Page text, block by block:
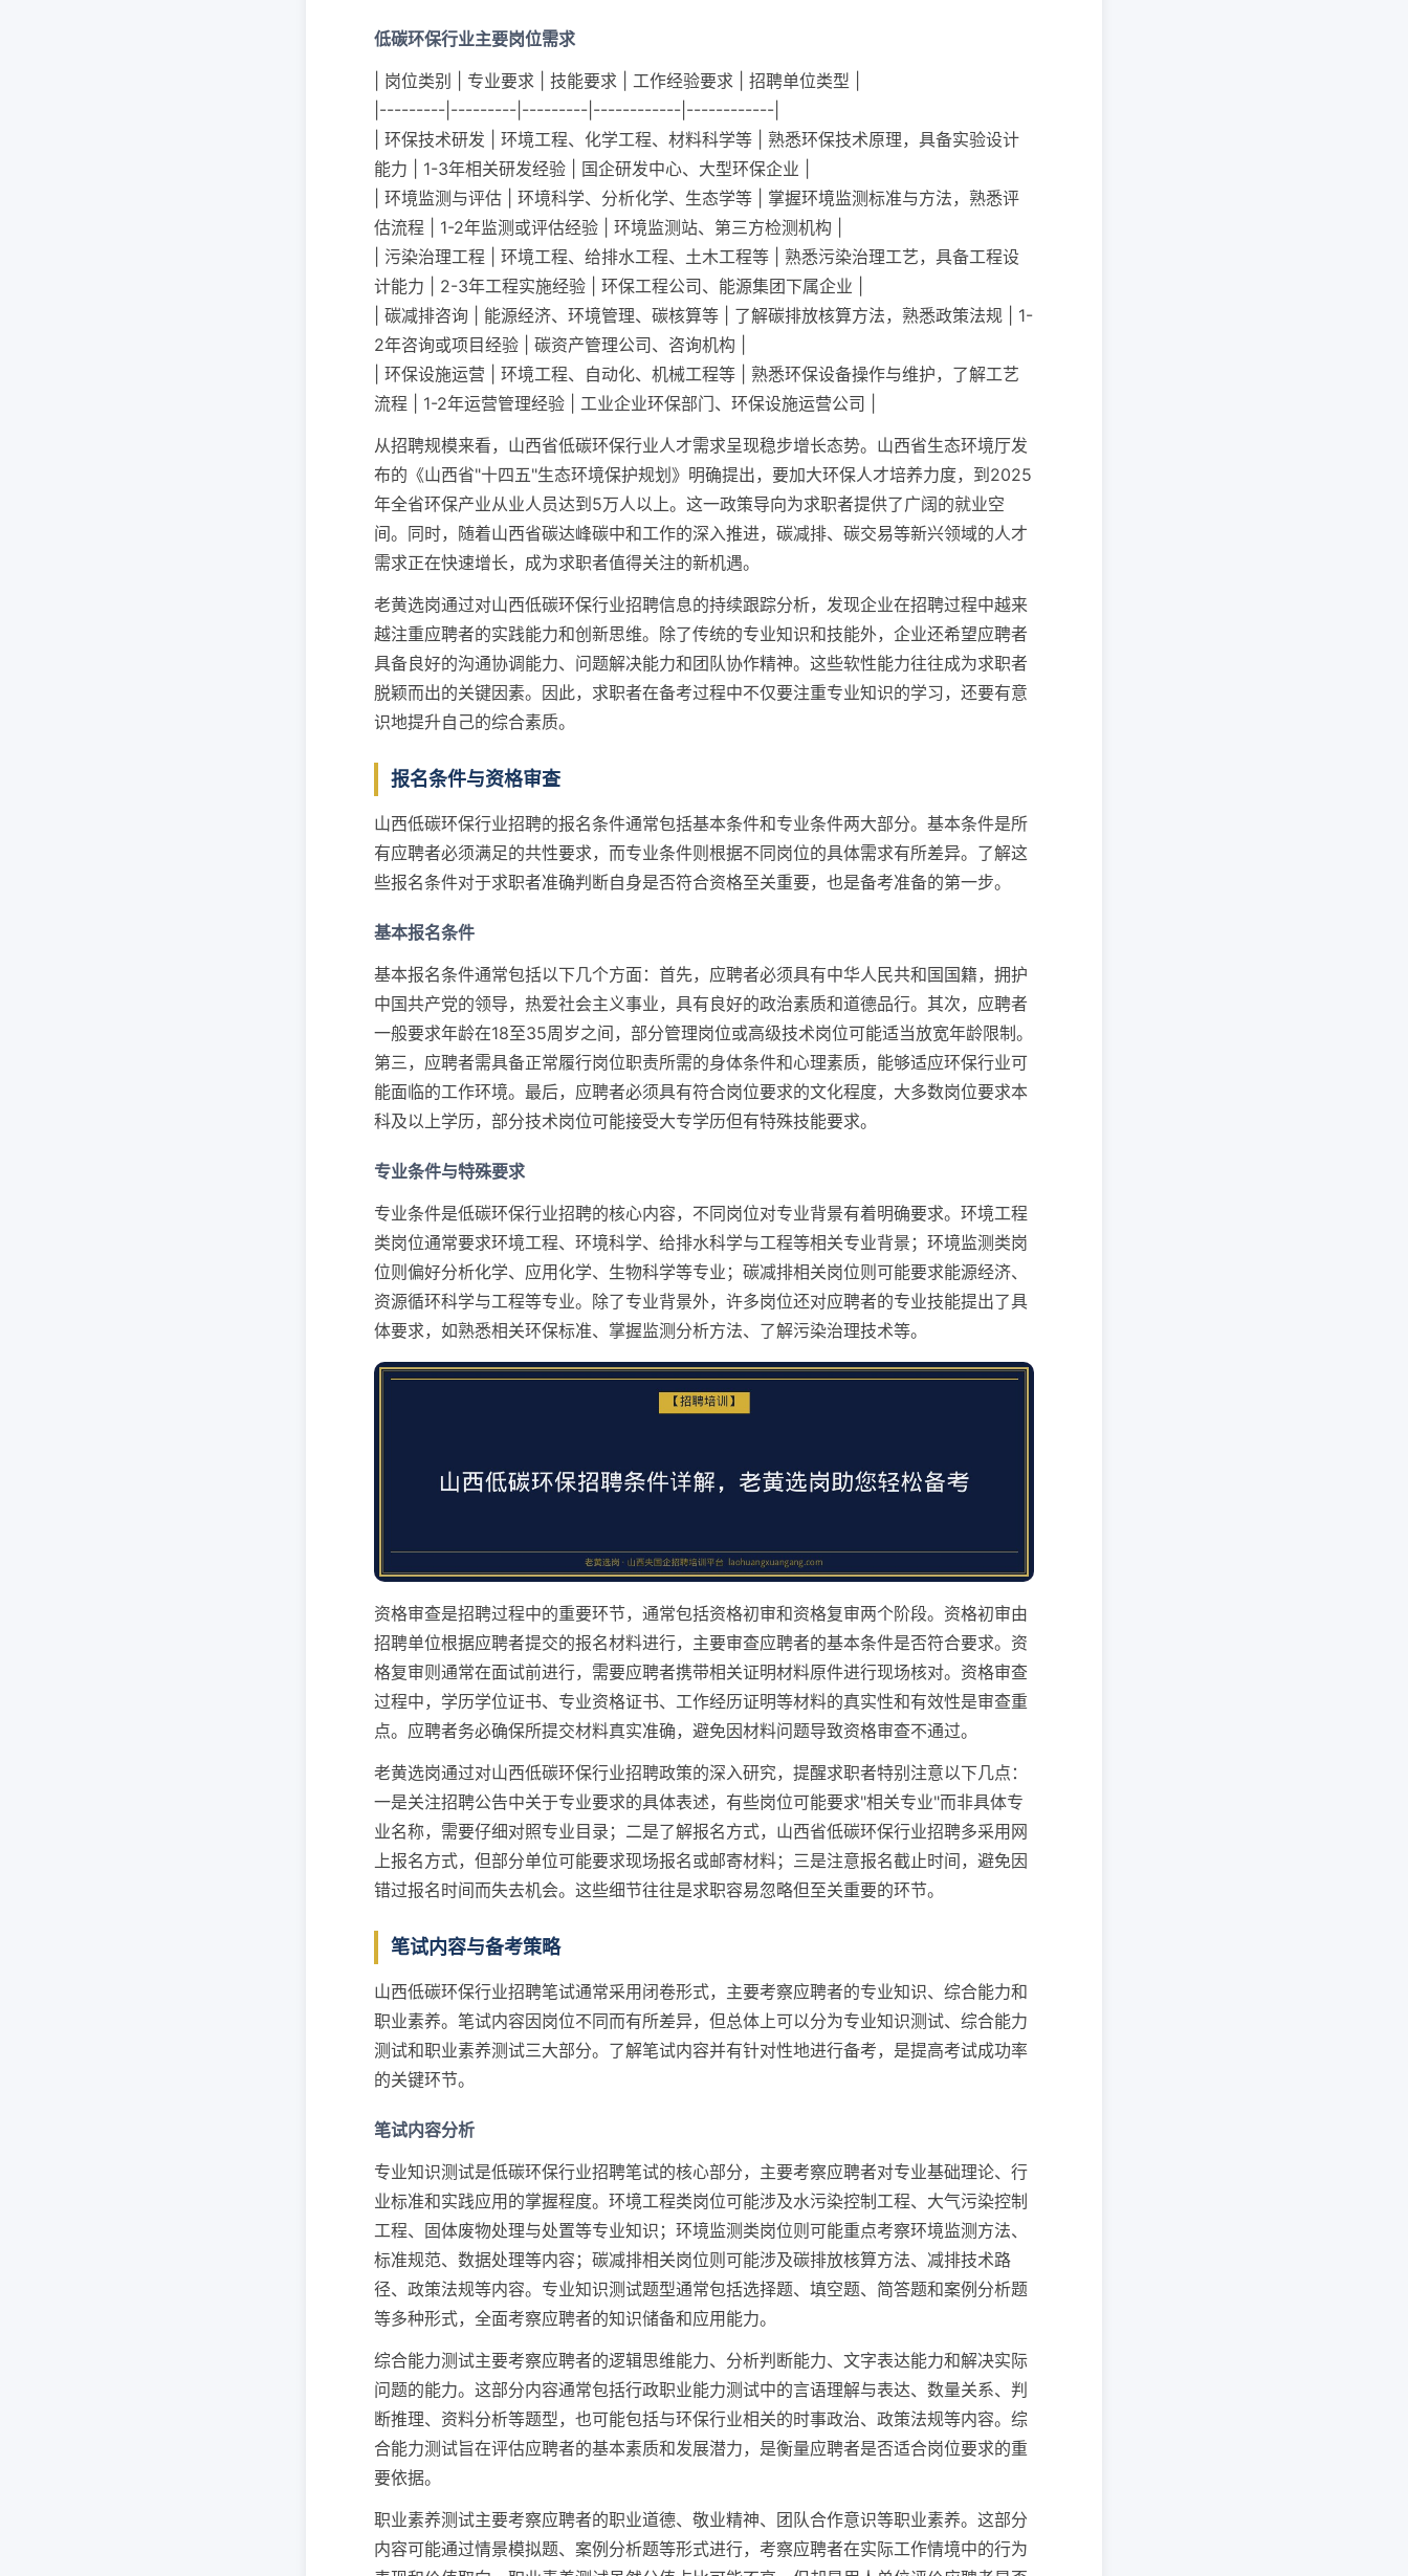
低碳环保行业主要岗位需求
| 岗位类别 | 专业要求 | 技能要求 | 工作经验要求 | 招聘单位类型 |
|---------|---------|---------|------------|------------|
| 环保技术研发 | 环境工程、化学工程、材料科学等 | 熟悉环保技术原理，具备实验设计
能力 | 1-3年相关研发经验 | 国企研发中心、大型环保企业 |
| 环境监测与评估 | 环境科学、分析化学、生态学等 | 掌握环境监测标准与方法，熟悉评
估流程 | 1-2年监测或评估经验 | 环境监测站、第三方检测机构 |
| 污染治理工程 | 环境工程、给排水工程、土木工程等 | 熟悉污染治理工艺，具备工程设
计能力 | 2-3年工程实施经验 | 环保工程公司、能源集团下属企业 |
| 碳减排咨询 | 能源经济、环境管理、碳核算等 | 了解碳排放核算方法，熟悉政策法规 | 1-
2年咨询或项目经验 | 碳资产管理公司、咨询机构 |
| 环保设施运营 | 环境工程、自动化、机械工程等 | 熟悉环保设备操作与维护，了解工艺
流程 | 1-2年运营管理经验 | 工业企业环保部门、环保设施运营公司 |
从招聘规模来看，山西省低碳环保行业人才需求呈现稳步增长态势。山西省生态环境厅发
布的《山西省"十四五"生态环境保护规划》明确提出，要加大环保人才培养力度，到2025
年全省环保产业从业人员达到5万人以上。这一政策导向为求职者提供了广阔的就业空
间。同时，随着山西省碳达峰碳中和工作的深入推进，碳减排、碳交易等新兴领域的人才
需求正在快速增长，成为求职者值得关注的新机遇。
老黄选岗通过对山西低碳环保行业招聘信息的持续跟踪分析，发现企业在招聘过程中越来
越注重应聘者的实践能力和创新思维。除了传统的专业知识和技能外，企业还希望应聘者
具备良好的沟通协调能力、问题解决能力和团队协作精神。这些软性能力往往成为求职者
脱颖而出的关键因素。因此，求职者在备考过程中不仅要注重专业知识的学习，还要有意
识地提升自己的综合素质。
报名条件与资格审查
山西低碳环保行业招聘的报名条件通常包括基本条件和专业条件两大部分。基本条件是所
有应聘者必须满足的共性要求，而专业条件则根据不同岗位的具体需求有所差异。了解这
些报名条件对于求职者准确判断自身是否符合资格至关重要，也是备考准备的第一步。
基本报名条件
基本报名条件通常包括以下几个方面：首先，应聘者必须具有中华人民共和国国籍，拥护
中国共产党的领导，热爱社会主义事业，具有良好的政治素质和道德品行。其次，应聘者
一般要求年龄在18至35周岁之间，部分管理岗位或高级技术岗位可能适当放宽年龄限制。
第三，应聘者需具备正常履行岗位职责所需的身体条件和心理素质，能够适应环保行业可
能面临的工作环境。最后，应聘者必须具有符合岗位要求的文化程度，大多数岗位要求本
科及以上学历，部分技术岗位可能接受大专学历但有特殊技能要求。
专业条件与特殊要求
专业条件是低碳环保行业招聘的核心内容，不同岗位对专业背景有着明确要求。环境工程
类岗位通常要求环境工程、环境科学、给排水科学与工程等相关专业背景；环境监测类岗
位则偏好分析化学、应用化学、生物科学等专业；碳减排相关岗位则可能要求能源经济、
资源循环科学与工程等专业。除了专业背景外，许多岗位还对应聘者的专业技能提出了具
体要求，如熟悉相关环保标准、掌握监测分析方法、了解污染治理技术等。
资格审查是招聘过程中的重要环节，通常包括资格初审和资格复审两个阶段。资格初审由
招聘单位根据应聘者提交的报名材料进行，主要审查应聘者的基本条件是否符合要求。资
格复审则通常在面试前进行，需要应聘者携带相关证明材料原件进行现场核对。资格审查
过程中，学历学位证书、专业资格证书、工作经历证明等材料的真实性和有效性是审查重
点。应聘者务必确保所提交材料真实准确，避免因材料问题导致资格审查不通过。
老黄选岗通过对山西低碳环保行业招聘政策的深入研究，提醒求职者特别注意以下几点：
一是关注招聘公告中关于专业要求的具体表述，有些岗位可能要求"相关专业"而非具体专
业名称，需要仔细对照专业目录；二是了解报名方式，山西省低碳环保行业招聘多采用网
上报名方式，但部分单位可能要求现场报名或邮寄材料；三是注意报名截止时间，避免因
错过报名时间而失去机会。这些细节往往是求职容易忽略但至关重要的环节。
笔试内容与备考策略
山西低碳环保行业招聘笔试通常采用闭卷形式，主要考察应聘者的专业知识、综合能力和
职业素养。笔试内容因岗位不同而有所差异，但总体上可以分为专业知识测试、综合能力
测试和职业素养测试三大部分。了解笔试内容并有针对性地进行备考，是提高考试成功率
的关键环节。
笔试内容分析
专业知识测试是低碳环保行业招聘笔试的核心部分，主要考察应聘者对专业基础理论、行
业标准和实践应用的掌握程度。环境工程类岗位可能涉及水污染控制工程、大气污染控制
工程、固体废物处理与处置等专业知识；环境监测类岗位则可能重点考察环境监测方法、
标准规范、数据处理等内容；碳减排相关岗位则可能涉及碳排放核算方法、减排技术路
径、政策法规等内容。专业知识测试题型通常包括选择题、填空题、简答题和案例分析题
等多种形式，全面考察应聘者的知识储备和应用能力。
综合能力测试主要考察应聘者的逻辑思维能力、分析判断能力、文字表达能力和解决实际
问题的能力。这部分内容通常包括行政职业能力测试中的言语理解与表达、数量关系、判
断推理、资料分析等题型，也可能包括与环保行业相关的时事政治、政策法规等内容。综
合能力测试旨在评估应聘者的基本素质和发展潜力，是衡量应聘者是否适合岗位要求的重
要依据。
职业素养测试主要考察应聘者的职业道德、敬业精神、团队合作意识等职业素养。这部分
内容可能通过情景模拟题、案例分析题等形式进行，考察应聘者在实际工作情境中的行为